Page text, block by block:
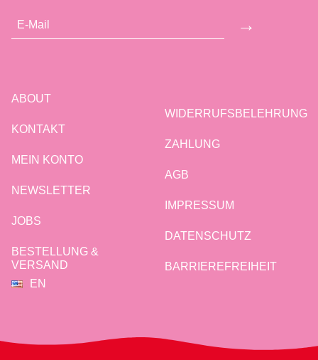
→
ABOUT
KONTAKT
MEIN KONTO
NEWSLETTER
JOBS
BESTELLUNG &
VERSAND
WIDERRUFSBELEHRUNG
ZAHLUNG
AGB
IMPRESSUM
DATENSCHUTZ
BARRIEREFREIHEIT
EN